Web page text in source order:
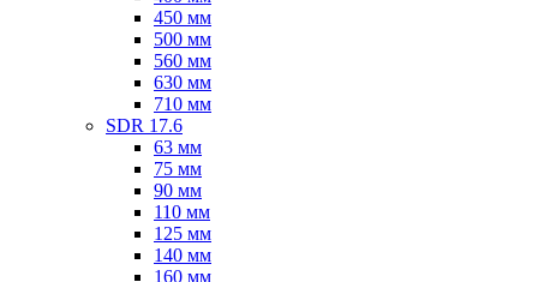
450 мм
500 мм
560 мм
630 мм
710 мм
SDR 17.6
63 мм
75 мм
90 мм
110 мм
125 мм
140 мм
160 мм